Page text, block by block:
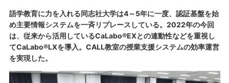
語学教育に力を入れる同志社大学は4～5年に一度、認証基盤を始
め主要情報システムを一斉リプレースしている。2022年の今回
は、従来から活用しているCaLabo®EXとの連動性などを重視し
てCaLabo®LXを導入。CALL教室の授業支援システムの効率運営
を実現した。